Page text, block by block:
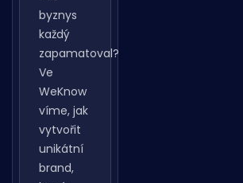
Chcete,
aby si
váš
byznys
každý
zapamatoval?
Ve
WeKnow
víme, jak